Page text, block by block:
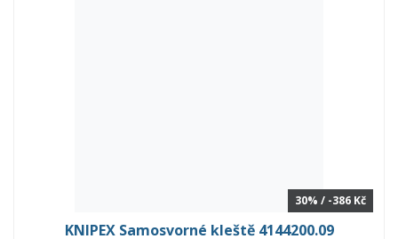
30% / -386 Kč
KNIPEX Samosvorné kleště 4144200.09